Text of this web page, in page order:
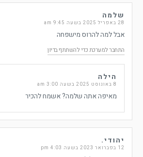
שלמה
28 באפריל 2025 בשעה 9:45 am
אבל למה להרוס מישפחה
התחבר למערכת כדי להשתתף בדיון
הילה
8 באוגוסט 2025 בשעה 3:00 am
מאיפה אתה שלמה? אשמח להכיר
יהודי.
12 בפברואר 2023 בשעה 4:03 pm